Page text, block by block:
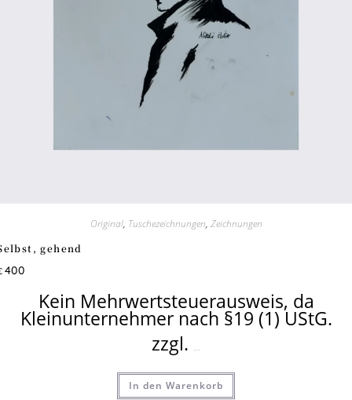
Original, Tuschezeichnungen, Zeichnungen
gehend
400
Kein Mehrwertsteuerausweis, da
Kleinunternehmer nach §19 (1) UStG.
zzgl.
In den Warenkorb